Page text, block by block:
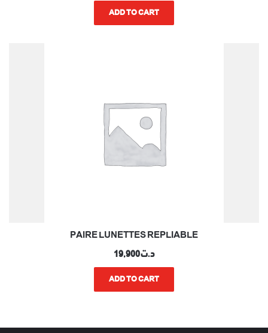
ADD TO CART
PAIRE LUNETTES REPLIABLE
د.ت19,900
ADD TO CART